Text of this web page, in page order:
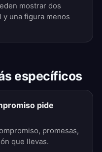
mostrar dos
una figura menos
específicos
pide
promesas,
que llevas.